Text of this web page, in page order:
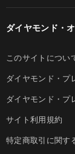
ダイヤモンド・
このサイトについ
ダイヤモンド・プ
ダイヤモンド・プ
サイト利用規約
特定商取引に関す